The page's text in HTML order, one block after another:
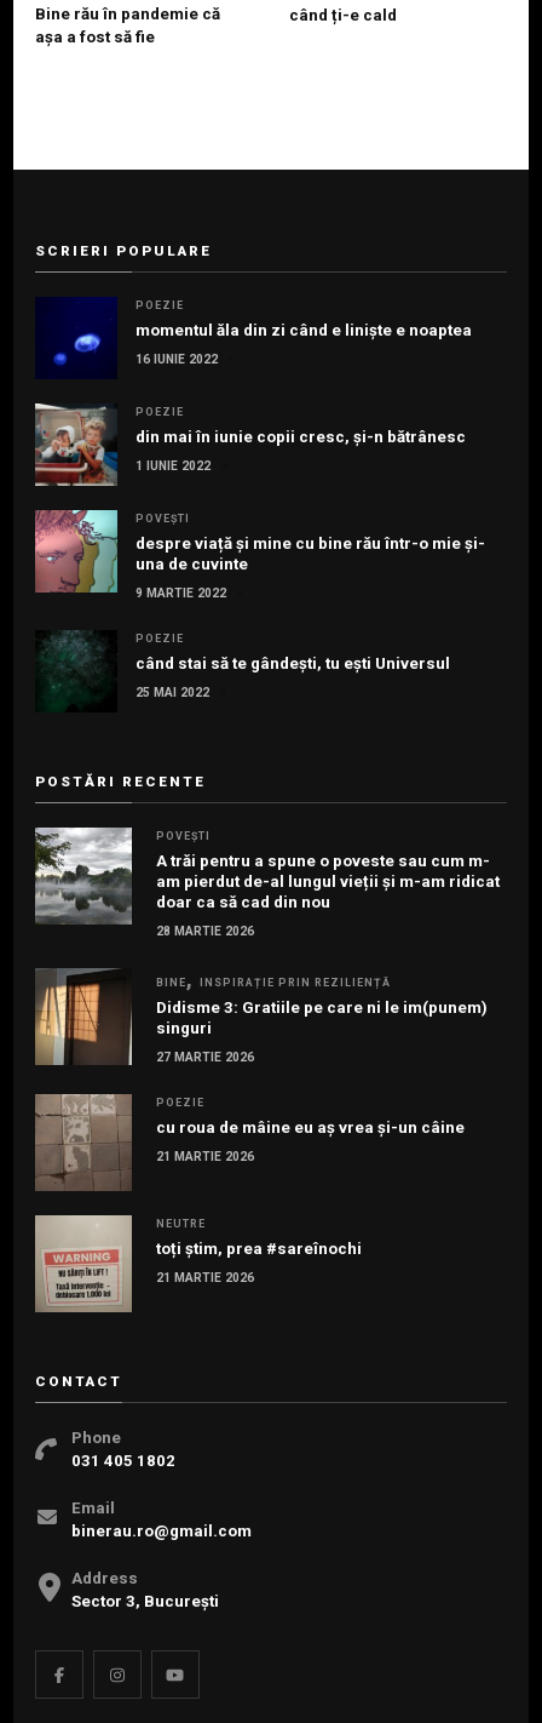
Bine rău în pandemie că
așa a fost să fie
când ți-e cald
SCRIERI POPULARE
POEZIE
momentul ăla din zi când e liniște e noaptea
16 IUNIE 2022
POEZIE
din mai în iunie copii cresc, și-n bătrânesc
1 IUNIE 2022
POVEȘTI
despre viață și mine cu bine rău într-o mie și-
una de cuvinte
9 MARTIE 2022
POEZIE
când stai să te gândești, tu ești Universul
25 MAI 2022
POSTĂRI RECENTE
POVEȘTI
A trăi pentru a spune o poveste sau cum m-
am pierdut de-al lungul vieții și m-am ridicat
doar ca să cad din nou
28 MARTIE 2026
BINE INSPIRAȚIE PRIN REZILIENȚĂ
Didisme 3: Gratiile pe care ni le im(punem)
singuri
27 MARTIE 2026
POEZIE
cu roua de mâine eu aș vrea și-un câine
21 MARTIE 2026
NEUTRE
toți știm, prea #sareînochi
21 MARTIE 2026
CONTACT
Phone
031 405 1802
Email
binerau.ro@gmail.com
Address
Sector 3, București